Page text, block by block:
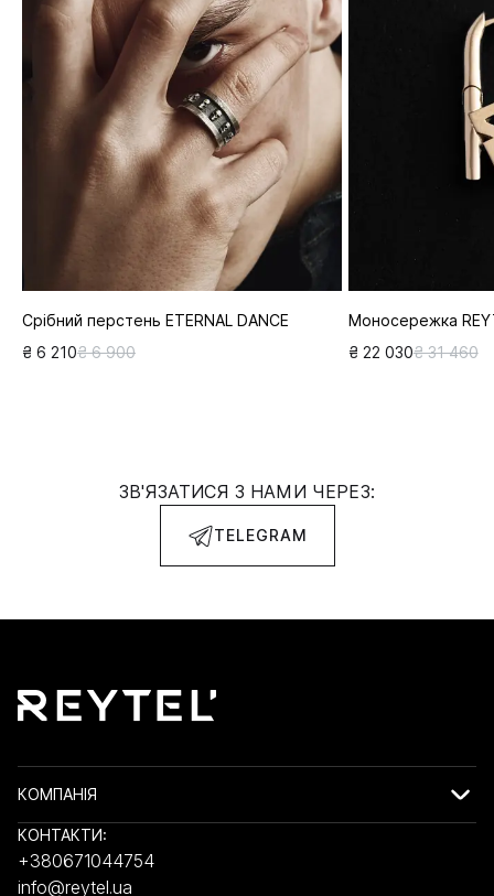
Срібний перстень ETERNAL DANCE
₴ 6 210₴ 6 900
Моносережка
₴ 22 030₴ 31 460
ЗВ'ЯЗАТИСЯ З НАМИ ЧЕРЕЗ:
TELEGRAM
КОМПАНІЯ
КОНТАКТИ:
+380671044754
info@reytel.ua